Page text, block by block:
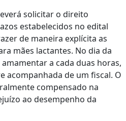
solicitar o direito
estabelecidos no edital
de maneira explícita as
mães lactantes. No dia da
a cada duas horas,
acompanhada de um fiscal. O
compensado na
ao desempenho da